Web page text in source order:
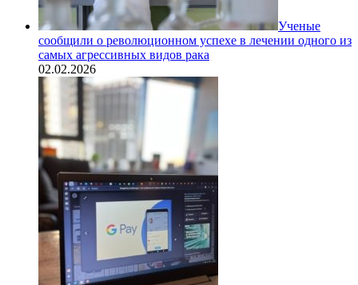
Ученые
сообщили о революционном успехе в лечении одного из
самых агрессивных видов рака
02.02.2026